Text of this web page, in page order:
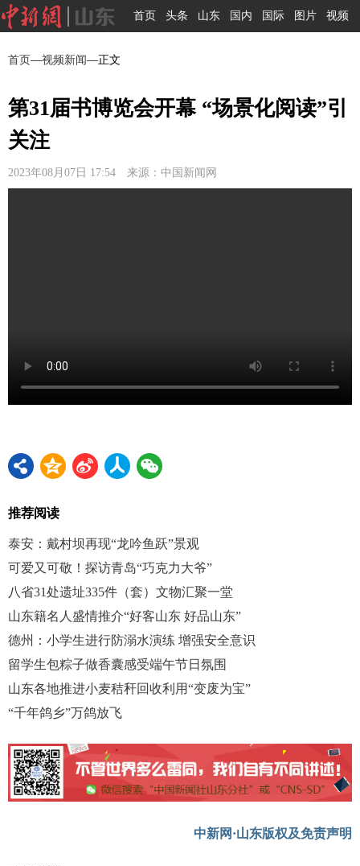
首页 头条 山东 国内 国际 图片 视频
首页—视频新闻—正文
第31届书博览会开幕 “场景化阅读”引
关注
2023年08月07日 17:54 来源：中国新闻网
推荐阅读
泰安：戴村坝再现“龙吟鱼跃”景观
可爱又可敬！探访青岛“巧克力大爷”
八省31处遗址335件（套）文物汇聚一堂
山东籍名人盛情推介“好客山东 好品山东”
德州：小学生进行防溺水演练 增强安全意识
留学生包粽子做香囊感受端午节日氛围
山东各地推进小麦秸秆回收利用“变废为宝”
“千年鸽乡”万鸽放飞
中新网·山东版权及免责声明